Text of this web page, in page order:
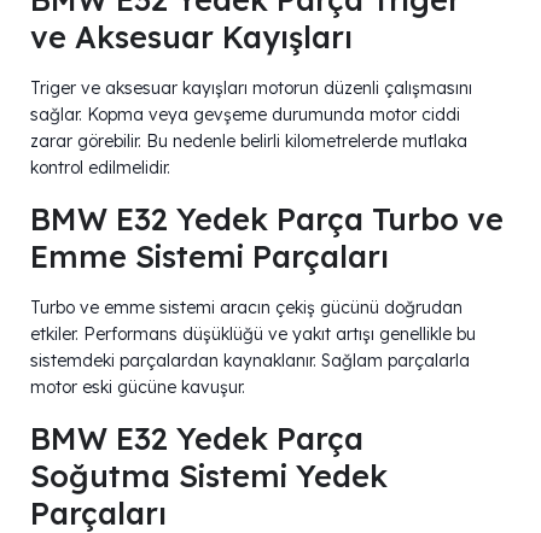
ve Aksesuar Kayışları
Triger ve aksesuar kayışları motorun düzenli çalışmasını
sağlar. Kopma veya gevşeme durumunda motor ciddi
zarar görebilir. Bu nedenle belirli kilometrelerde mutlaka
kontrol edilmelidir.
BMW E32 Yedek Parça Turbo ve
Emme Sistemi Parçaları
Turbo ve emme sistemi aracın çekiş gücünü doğrudan
etkiler. Performans düşüklüğü ve yakıt artışı genellikle bu
sistemdeki parçalardan kaynaklanır. Sağlam parçalarla
motor eski gücüne kavuşur.
BMW E32 Yedek Parça
Soğutma Sistemi Yedek
Parçaları